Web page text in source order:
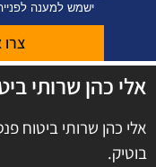
ישמש למענה
אלי כהן שרותי
אלי כהן שרותי ביטוח
בוטיק.